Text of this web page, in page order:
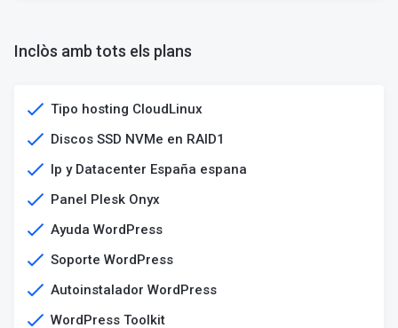
Inclòs amb tots els plans
Tipo hosting CloudLinux
Discos SSD NVMe en RAID1​
Ip y Datacenter España espana
Panel Plesk Onyx
Ayuda WordPress
Soporte WordPress
Autoinstalador WordPress
WordPress Toolkit